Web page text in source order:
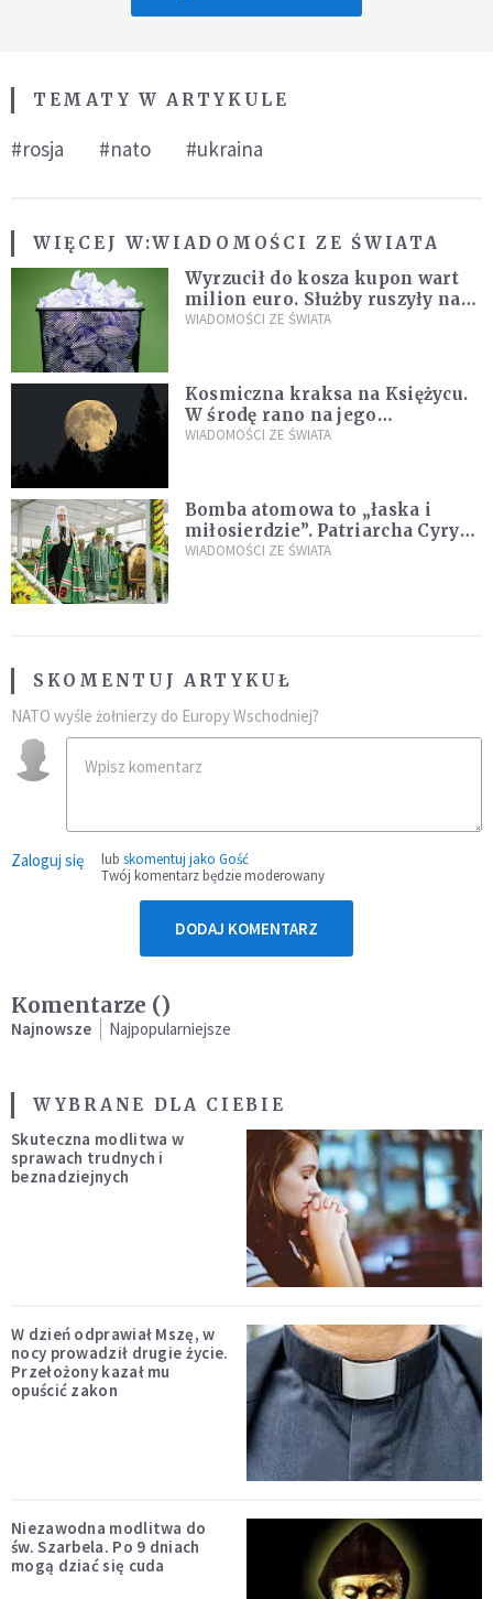
TEMATY W ARTYKULE
#rosja #nato #ukraina
WIĘCEJ W:WIADOMOŚCI ZE ŚWIATA
Wyrzucił do kosza kupon wart
milion euro. Służby ruszyły na
poszukiwania
WIADOMOŚCI ZE ŚWIATA
Kosmiczna kraksa na Księżycu.
W środę rano na jego
powierzchni dojdzie do
WIADOMOŚCI ZE ŚWIATA
Bomba atomowa to „łaska i
miłosierdzie”. Patriarcha Cyryl
wychwala Putina
WIADOMOŚCI ZE ŚWIATA
SKOMENTUJ ARTYKUŁ
NATO wyśle żołnierzy do Europy Wschodniej?
Zaloguj się lub skomentuj jako Gość
Twój komentarz będzie moderowany
DODAJ KOMENTARZ
Komentarze ()
Najnowsze Najpopularniejsze
WYBRANE DLA CIEBIE
Skuteczna modlitwa w
sprawach trudnych i
beznadziejnych
W dzień odprawiał Mszę, w
nocy prowadził drugie życie.
Przełożony kazał mu
opuścić zakon
Niezawodna modlitwa do
św. Szarbela. Po 9 dniach
mogą dziać się cuda